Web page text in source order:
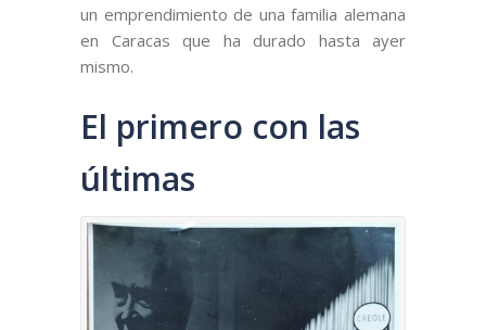
un emprendimiento de una familia alemana
en Caracas que ha durado hasta ayer
mismo.
El primero con las
últimas